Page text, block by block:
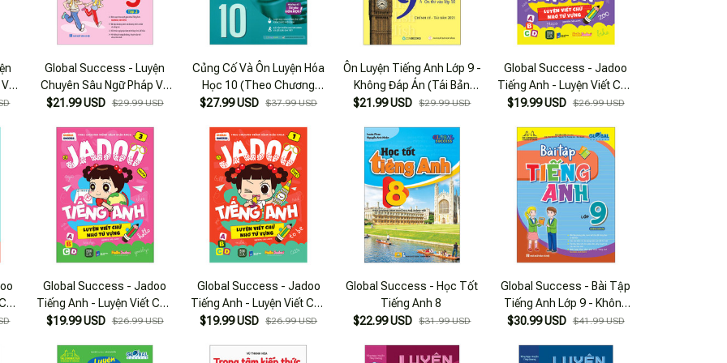
-
Global Success - Luyện
Chuyên Sâu Ngữ Pháp Và
Từ Vựng Tiếng Anh Lớp 5 -
$21.99 USD $29.99 USD
Củng Cố Và Ôn Luyện Hóa
Học 10 (Theo Chương
Trình Sách Giáo Khoa Mới
$27.99 USD $37.99 USD
Ôn Luyện Tiếng Anh Lớp 9 -
Không Đáp Án (Tái Bản
2021)
$21.99 USD $29.99 USD
Global Success - Jadoo
Tiếng Anh - Luyện Viết Chữ
Nhớ Từ Vựng - Tập 2
$19.99 USD $26.99 USD
Global Success - Jadoo
Tiếng Anh - Luyện Viết Chữ
Nhớ Từ Vựng - Tập 3
$19.99 USD $26.99 USD
Global Success - Jadoo
Tiếng Anh - Luyện Viết Chữ
Nhớ Từ Vựng - Tập 1
$19.99 USD $26.99 USD
Global Success - Học Tốt
Tiếng Anh 8
$22.99 USD
$31.99 USD
Global Success - Bài Tập
Tiếng Anh Lớp 9 - Không
Đáp Án
$30.99 USD $41.99 USD